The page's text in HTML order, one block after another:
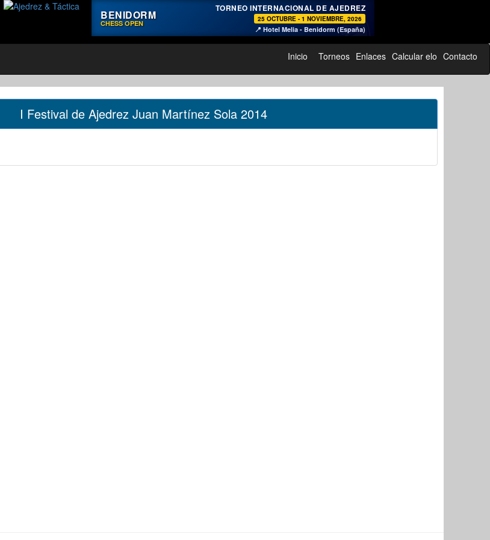
♞
BENIDORM
CHESS OPEN
TORNEO INTERNACIONAL DE AJEDREZ
25 OCTUBRE - 1 NOVIEMBRE, 2026
📍 Hotel Melia - Benidorm (España)
Inicio Torneos Enlaces Calcular elo Contacto
I Festival de Ajedrez Juan Martínez Sola 2014